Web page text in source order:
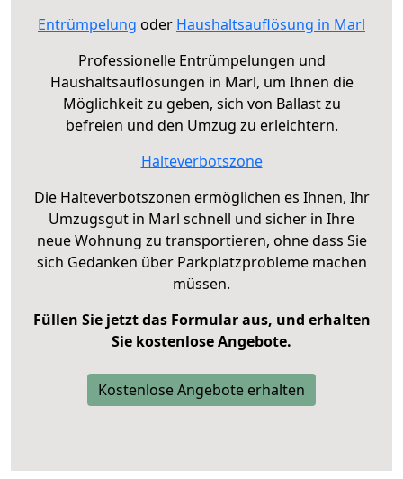
Entrümpelung oder Haushaltsauflösung in Marl
Professionelle Entrümpelungen und
Haushaltsauflösungen in Marl, um Ihnen die
Möglichkeit zu geben, sich von Ballast zu
befreien und den Umzug zu erleichtern.
Halteverbotszone
Die Halteverbotszonen ermöglichen es Ihnen, Ihr
Umzugsgut in Marl schnell und sicher in Ihre
neue Wohnung zu transportieren, ohne dass Sie
sich Gedanken über Parkplatzprobleme machen
müssen.
Füllen Sie jetzt das Formular aus, und erhalten
Sie kostenlose Angebote.
Kostenlose Angebote erhalten